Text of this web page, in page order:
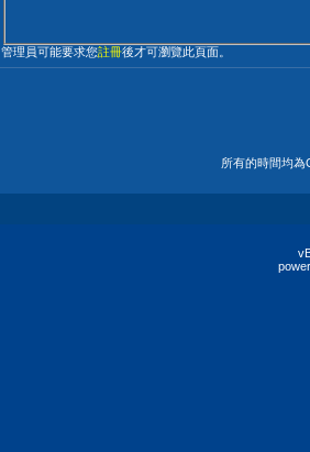
管理員可能要求您註冊後才可瀏覽此頁面。
所有的時間均為